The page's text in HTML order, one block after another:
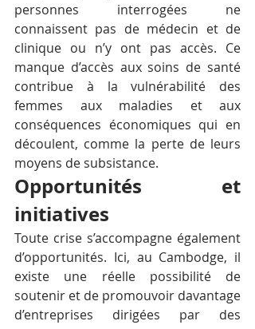
personnes interrogées ne
connaissent pas de médecin et de
clinique ou n’y ont pas accès. Ce
manque d’accès aux soins de santé
contribue à la vulnérabilité des
femmes aux maladies et aux
conséquences économiques qui en
découlent, comme la perte de leurs
moyens de subsistance.
Opportunités et
initiatives
Toute crise s’accompagne également
d’opportunités. Ici, au Cambodge, il
existe une réelle possibilité de
soutenir et de promouvoir davantage
d’entreprises dirigées par des